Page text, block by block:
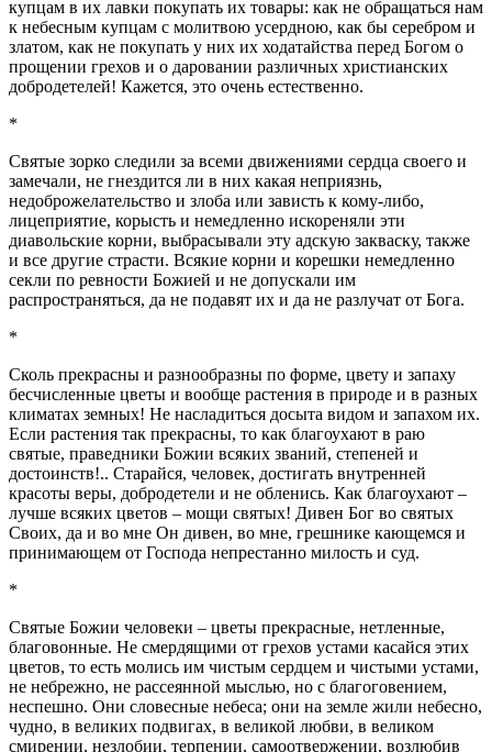
купцам в их лавки покупать их товары: как не обращаться нам
к небесным купцам с молитвою усердною, как бы серебром и
златом, как не покупать у них их ходатайства перед Богом о
прощении грехов и о даровании различных христианских
добродетелей! Кажется, это очень естественно.
*
Святые зорко следили за всеми движениями сердца своего и
замечали, не гнездится ли в них какая неприязнь,
недоброжелательство и злоба или зависть к кому-либо,
лицеприятие, корысть и немедленно искореняли эти
диавольские корни, выбрасывали эту адскую закваску, также
и все другие страсти. Всякие корни и корешки немедленно
секли по ревности Божией и не допускали им
распространяться, да не подавят их и да не разлучат от Бога.
*
Сколь прекрасны и разнообразны по форме, цвету и запаху
бесчисленные цветы и вообще растения в природе и в разных
климатах земных! Не насладиться досыта видом и запахом их.
Если растения так прекрасны, то как благоухают в раю
святые, праведники Божии всяких званий, степеней и
достоинств!.. Старайся, человек, достигать внутренней
красоты веры, добродетели и не обленись. Как благоухают –
лучше всяких цветов – мощи святых! Дивен Бог во святых
Своих, да и во мне Он дивен, во мне, грешнике кающемся и
принимающем от Господа непрестанно милость и суд.
*
Святые Божии человеки – цветы прекрасные, нетленные,
благовонные. Не смердящими от грехов устами касайся этих
цветов, то есть молись им чистым сердцем и чистыми устами,
не небрежно, не рассеянной мыслью, но с благоговением,
неспешно. Они словесные небеса; они на земле жили небесно,
чудно, в великих подвигах, в великой любви, в великом
смирении, незлобии, терпении, самоотвержении, возлюбив